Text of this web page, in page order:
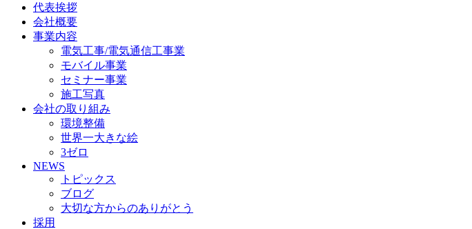
代表挨拶
会社概要
事業内容
電気工事/電気通信工事業
モバイル事業
セミナー事業
施工写真
会社の取り組み
環境整備
世界一大きな絵
3ゼロ
NEWS
トピックス
ブログ
大切な方からのありがとう
採用